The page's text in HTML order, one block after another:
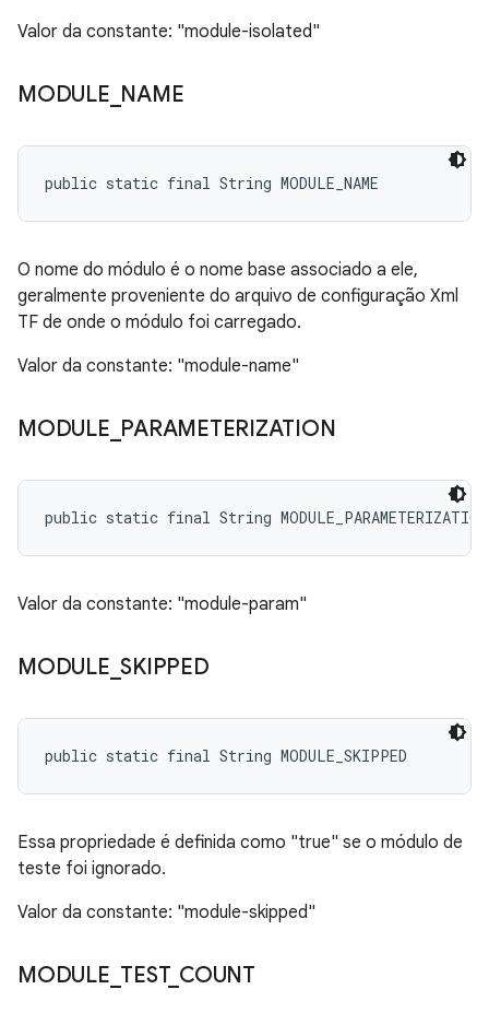
Valor da constante: "module-isolated"
MODULE NAME
public static final String MODULE_NAME
O nome do módulo é o nome base associado a ele,
geralmente proveniente do arquivo de configuração Xml
TF de onde o módulo foi carregado.
Valor da constante: "module-name"
MODULE PARAMETERIZATION
public static final String MODULE_PARAMETERIZATION
Valor da constante: "module-param"
MODULE _SKIPPED
public static final String MODULE_SKIPPED
Essa propriedade é definida como "true" se o módulo de
teste foi ignorado.
Valor da constante: "module-skipped"
MODULE TEST_ COUNT